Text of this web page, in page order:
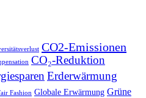
CO2-Emissionen
CO₂-Reduktion
Erderwärmung
Fashion Globale Erwärmung Grüne